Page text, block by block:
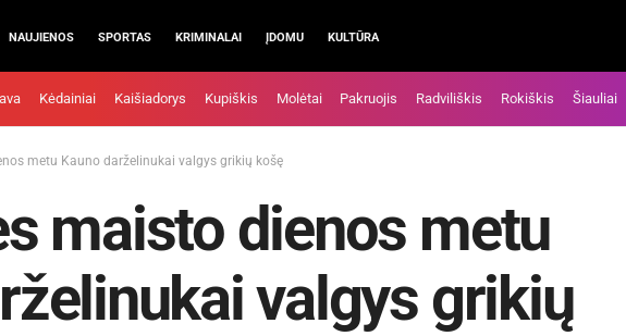
NAUJIENOS SPORTAS KRIMINALAI ĮDOMU KULTŪRA
Kėdainiai Kaišiadorys Kupiškis Molėtai Pakruojis Radviliškis Rokiškis Šiauliai
metu Kauno darželinukai valgys grikių košę
maisto dienos metu
valgys grikių